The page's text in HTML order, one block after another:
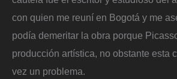
con quien me reuní en Bogotá y me
podía demeritar la obra porque
producción artística, no obstante esta
vez un problema.